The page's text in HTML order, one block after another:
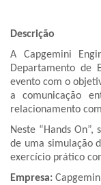
Descrição
A Capgemini
Departamento de
evento com o
a comunicação
relacionamento
Neste “Hands
de uma simulação
exercício prático
Empresa: